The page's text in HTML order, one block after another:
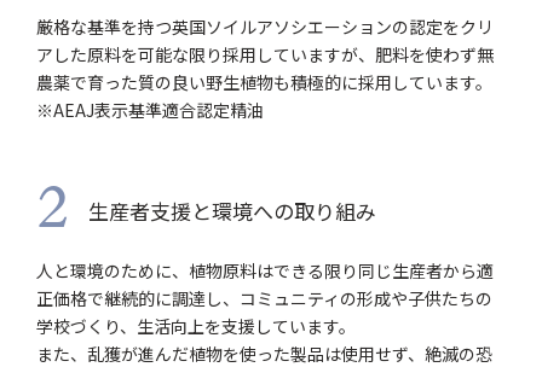
厳格な基準を持つ英国ソイルアソシエーションの認定をクリ
アした原料を可能な限り採用していますが、肥料を使わず無
農薬で育った質の良い野生植物も積極的に採用しています。
※AEAJ表示基準適合認定精油
2 生産者支援と環境への取り組み
人と環境のために、植物原料はできる限り同じ生産者から適
正価格で継続的に調達し、コミュニティの形成や子供たちの
学校づくり、生活向上を支援しています。
また、乱獲が進んだ植物を使った製品は使用せず、絶滅の恐